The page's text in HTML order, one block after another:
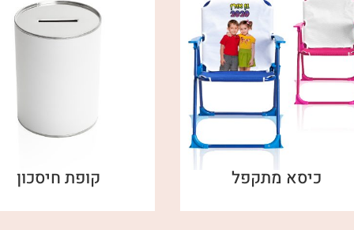
כיסא מתקפל קופת חיסכון